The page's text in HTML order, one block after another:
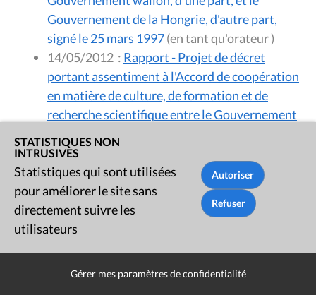
Gouvernement de la Hongrie, d'autre part,
signé le 25 mars 1997
(en tant qu'orateur )
14/05/2012 : Rapport - Projet de décret
portant assentiment à l'Accord de coopération
en matière de culture, de formation et de
recherche scientifique entre le Gouvernement
de la Wallonie et le Collège de la Commission
communautaire française de la Région de
Bruxelles-Capitale, d'une part, et la République
de Turquie, d'autre part, fait à Bruxelles le 7
juin 2011
portant assentiment à l'Accord de coopération
STATISTIQUES NON
INTRUSIVES
Statistiques qui sont utilisées
pour améliorer le site sans
directement suivre les
utilisateurs
Gérer mes paramètres de confidentialité